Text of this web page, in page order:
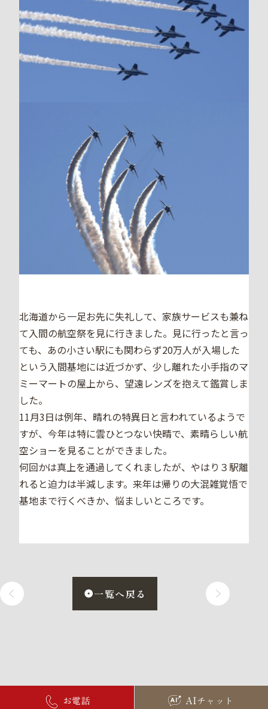
北海道から一足お先に失礼して、家族サービスも兼ね
て入間の航空祭を見に行きました。見に行ったと言っ
ても、あの小さい駅にも関わらず20万人が入場した
という入間基地には近づかず、少し離れた小手指のマ
ミーマートの屋上から、望遠レンズを抱えて鑑賞しま
した。
11月3日は例年、晴れの特異日と言われているようで
すが、今年は特に雲ひとつない快晴で、素晴らしい航
空ショーを見ることができました。
何回かは真上を通過してくれましたが、やはり３駅離
れると迫力は半減します。来年は帰りの大混雑覚悟で
基地まで行くべきか、悩ましいところです。
一覧へ戻る
お電話 AIチャット